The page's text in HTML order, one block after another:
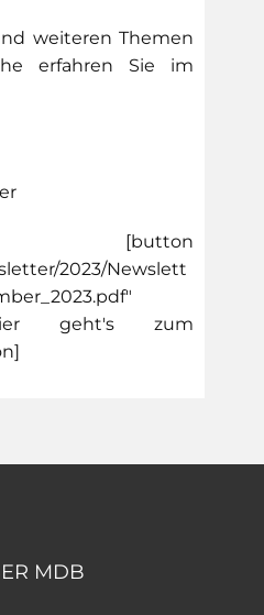
weiteren Themen
erfahren Sie im
2023/Newslett
geht's zum
MDB